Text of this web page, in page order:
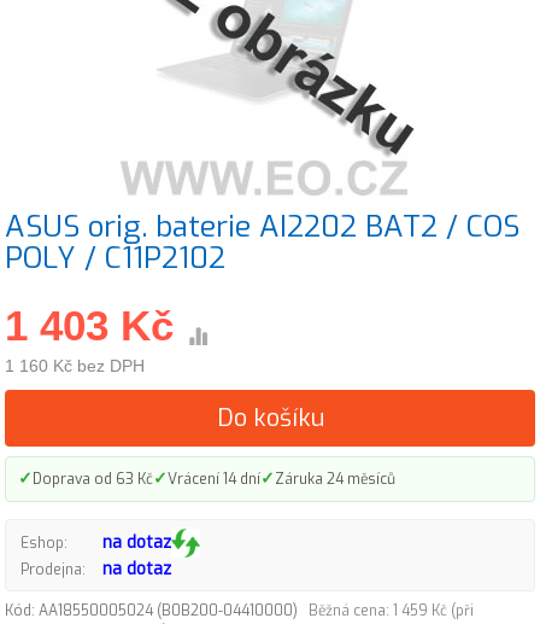
ASUS orig. baterie AI2202 BAT2 / COS
POLY / C11P2102
1 403 Kč
1 160 Kč bez DPH
Do košíku
✓Doprava od 63 Kč✓Vrácení 14 dní✓Záruka 24 měsíců
Eshop: na dotaz
Prodejna: na dotaz
Kód: AA18550005024 (B0B200-04410000)
Běžná cena: 1 459 Kč (při